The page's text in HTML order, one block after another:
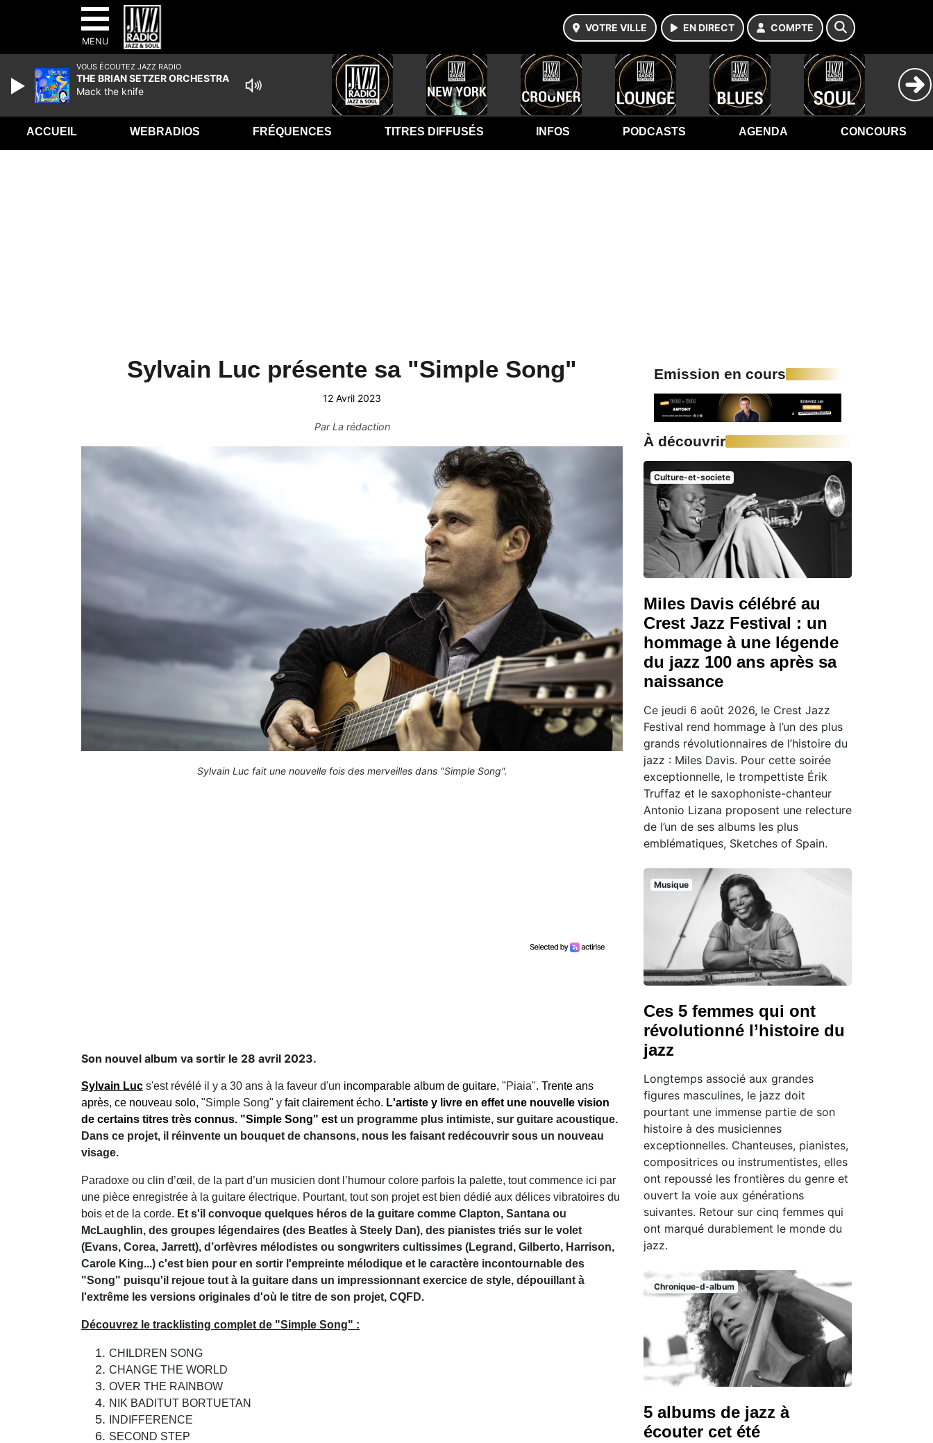
MENU
VOTRE VILLE EN DIRECT COMPTE
ACCUEIL WEBRADIOS FRÉQUENCES TITRES DIFFUSÉS INFOS PODCASTS AGENDA CONCOURS
Sylvain Luc présente sa "Simple Song"
12 Avril 2023
ParLa rédaction
Sylvain Luc fait une nouvelle fois des merveilles dans "Simple Song".
Son nouvel album va sortir le 28 avril 2023.
Sylvain Luc s'est révélé il y a 30 ans à la faveur d'un incomparable album de guitare, "Piaia". Trente ans
après, ce nouveau solo, "Simple Song" y fait clairement écho. L'artiste y livre en effet une nouvelle vision
de certains titres très connus. "Simple Song" est un programme plus intimiste, sur guitare acoustique.
Dans ce projet, il réinvente un bouquet de chansons, nous les faisant redécouvrir sous un nouveau
visage.
Paradoxe ou clin d’œil, de la part d’un musicien dont l’humour colore parfois la palette, tout commence ici par
une pièce enregistrée à la guitare électrique. Pourtant, tout son projet est bien dédié aux délices vibratoires du
bois et de la corde. Et s'il convoque quelques héros de la guitare comme Clapton, Santana ou
McLaughlin, des groupes légendaires (des Beatles à Steely Dan), des pianistes triés sur le volet
(Evans, Corea, Jarrett), d’orfèvres mélodistes ou songwriters cultissimes (Legrand, Gilberto, Harrison,
Carole King...) c'est bien pour en sortir l'empreinte mélodique et le caractère incontournable des
"Song" puisqu'il rejoue tout à la guitare dans un impressionnant exercice de style, dépouillant à
l'extrême les versions originales d'où le titre de son projet, CQFD.
Découvrez le tracklisting complet de "Simple Song" :
CHILDREN SONG
CHANGE THE WORLD
OVER THE RAINBOW
NIK BADITUT BORTUETAN
INDIFFERENCE
SECOND STEP
Emission en cours
À découvrir
Culture-et-societe
Miles Davis célébré au
Crest Jazz Festival : un
hommage à une légende
du jazz 100 ans après sa
naissance
Ce jeudi 6 août 2026, le Crest Jazz
Festival rend hommage à l’un des plus
grands révolutionnaires de l’histoire du
jazz : Miles Davis. Pour cette soirée
exceptionnelle, le trompettiste Érik
Truffaz et le saxophoniste-chanteur
Antonio Lizana proposent une relecture
de l’un de ses albums les plus
emblématiques, Sketches of Spain.
Musique
Ces 5 femmes qui ont
révolutionné l’histoire du
jazz
Longtemps associé aux grandes
figures masculines, le jazz doit
pourtant une immense partie de son
histoire à des musiciennes
exceptionnelles. Chanteuses, pianistes,
compositrices ou instrumentistes, elles
ont repoussé les frontières du genre et
ouvert la voie aux générations
suivantes. Retour sur cinq femmes qui
ont marqué durablement le monde du
jazz.
Chronique-d-album
5 albums de jazz à
écouter cet été
VOUS ÉCOUTEZ JAZZ RADIO
THE BRIAN SETZER ORCHESTRA
Mack the knife